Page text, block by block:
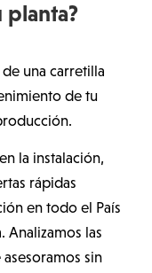
una carretilla
de tu
la instalación,
rápidas
en todo el País
Analizamos las
sin